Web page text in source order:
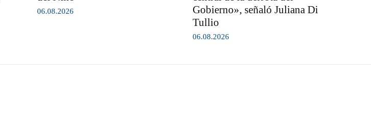
06.08.2026
Gobierno», señaló Juliana Di
Tullio
06.08.2026